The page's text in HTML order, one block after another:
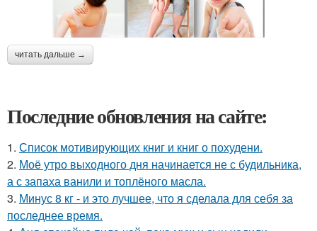
читать дальше →
Последние обновления на сайте:
1. Список мотивирующих книг и книг о похудени.
2. Моё утро выходного дня начинается не с будильника,
а с запаха ванили и топлёного масла.
3. Минус 8 кг - и это лучшее, что я сделала для себя за
последнее время.